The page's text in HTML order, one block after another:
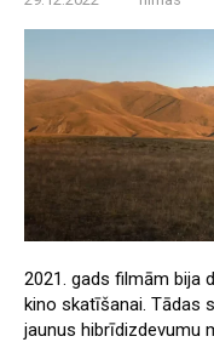
2021. gads filmām bija
kino skatīšanai. Tādas
jaunus hibrīdizdevumu